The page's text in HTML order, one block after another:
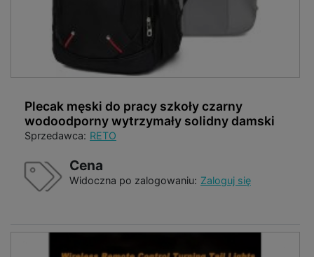
Plecak męski do pracy szkoły czarny
wodoodporny wytrzymały solidny damski
Sprzedawca: RETO
Cena
Widoczna po zalogowaniu: Zaloguj się